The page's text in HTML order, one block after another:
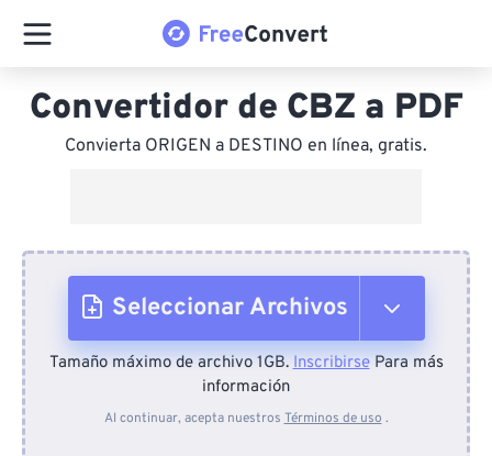
Convertidor de CBZ a PDF
Convierta ORIGEN a DESTINO en línea, gratis.
Seleccionar Archivos
Desde el dispositivo
Tamaño máximo de archivo 1GB.InscribirsePara más
información
Al continuar, acepta nuestros Términos de uso .